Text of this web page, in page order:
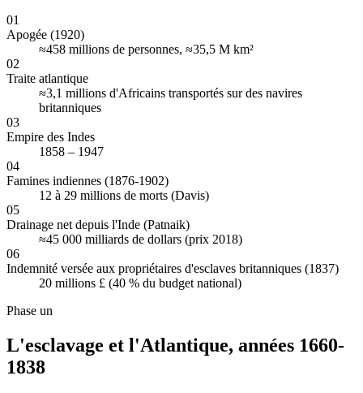
01
Apogée (1920)
≈458 millions de personnes, ≈35,5 M km²
02
Traite atlantique
≈3,1 millions d'Africains transportés sur des navires
britanniques
03
Empire des Indes
1858 – 1947
04
Famines indiennes (1876-1902)
12 à 29 millions de morts (Davis)
05
Drainage net depuis l'Inde (Patnaik)
≈45 000 milliards de dollars (prix 2018)
06
Indemnité versée aux propriétaires d'esclaves britanniques (1837)
20 millions £ (40 % du budget national)
Phase un
L'esclavage et l'Atlantique, années 1660-
1838